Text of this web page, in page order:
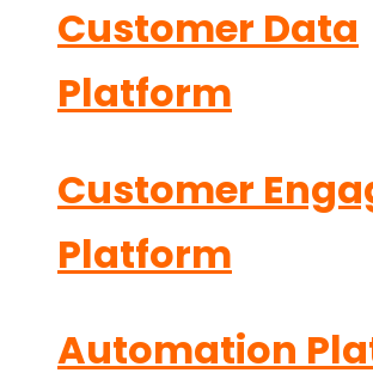
Customer Data
Platform
Customer
Platform
Automation